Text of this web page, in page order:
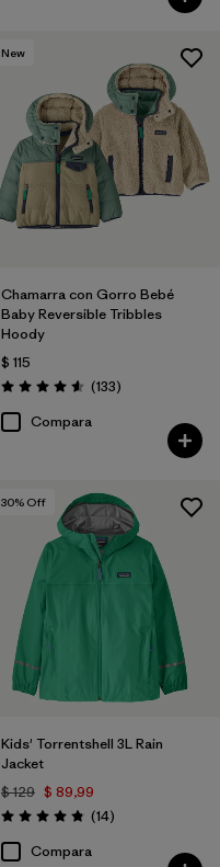
New
Chamarra con Gorro Bebé
Baby Reversible Tribbles
Hoody
$ 115
Valoración: 4.6 / 5
(133Comentarios
)
Compara
30% Off
Kids' Torrentshell 3L Rain
Jacket
$ 129 $ 89,99
Valoración: 4.9 / 5
(14Comentarios
)
Compara